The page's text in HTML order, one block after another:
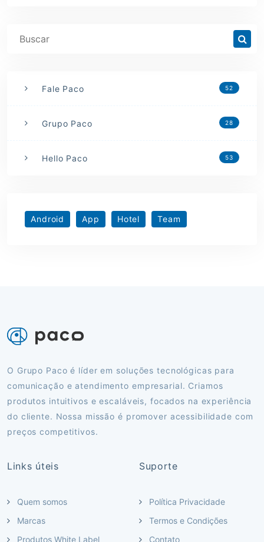
Fale Paco 52
Grupo Paco 28
Hello Paco 53
Android App Hotel Team
O Grupo Paco é líder em soluções tecnológicas para
comunicação e atendimento empresarial. Criamos
produtos intuitivos e escaláveis, focados na experiência
do cliente. Nossa missão é promover acessibilidade com
preços competitivos.
Links úteis
Quem somos
Marcas
Produtos White Label
Suporte
Política Privacidade
Termos e Condições
Contato